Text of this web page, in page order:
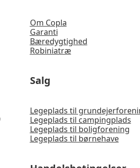
Om Copla
Garanti
Bæredygtighed
Robiniatræ
Salg
Legeplads til
Legeplads til campingplads
Legeplads til boligforening
Legeplads til børnehave